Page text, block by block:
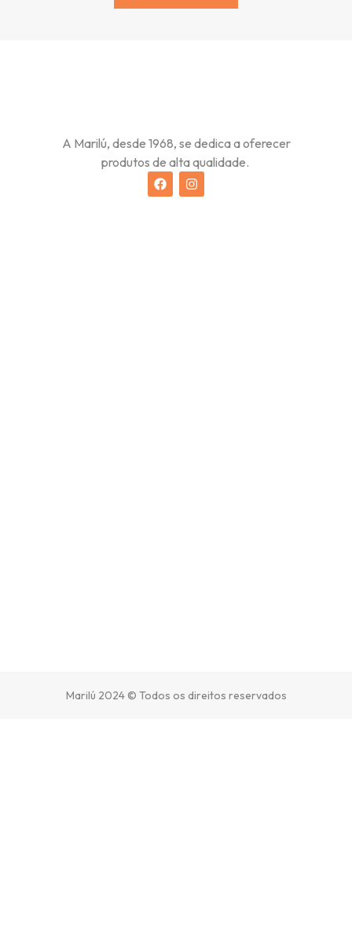
A Marilú, desde 1968, se dedica a oferecer
produtos de alta qualidade.
Marilú 2024 © Todos os direitos reservados